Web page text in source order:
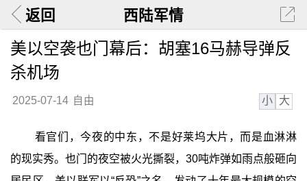
返回 西陆军情
美以空袭也门幕后：胡塞16马赫导弹反
杀机场
2025-07-14 自由 小 大
看官们，今夜的中东，不是好莱坞大片，而是血淋淋
的现实秀。也门的夜空被火光撕裂，30吨炸弹如雨点般砸向